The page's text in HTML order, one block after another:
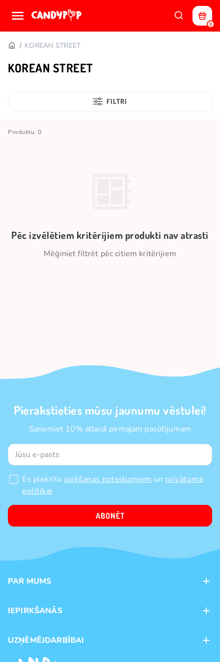
0
KOREAN STREET
KOREAN STREET
FILTRI
Produktu: 0
Pēc izvēlētiem kritērijiem produkti nav atrasti
Mēģiniet filtrēt pēc citiem kritērijiem
Pierakstieties mūsu jaunumu vēstulei!
Saņemiet 10% atlaidi pirmajam pasūtījumam
Es piekrītu pirkšanas noteikumiem un privātuma
politikai
ABONĒT
PAR MUMS
Veikali
Preču zīmoli
IEPIRKŠANĀS
Piegāde
UZŅĒMĒJDARBĪBAI
Franšīze